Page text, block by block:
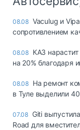
08.08 Vaculug и
сопротивлением
08.08 КАЗ
на 20% благодаря
08.08 На ремонт
в Туле выделили
07.08 Giti
Road для